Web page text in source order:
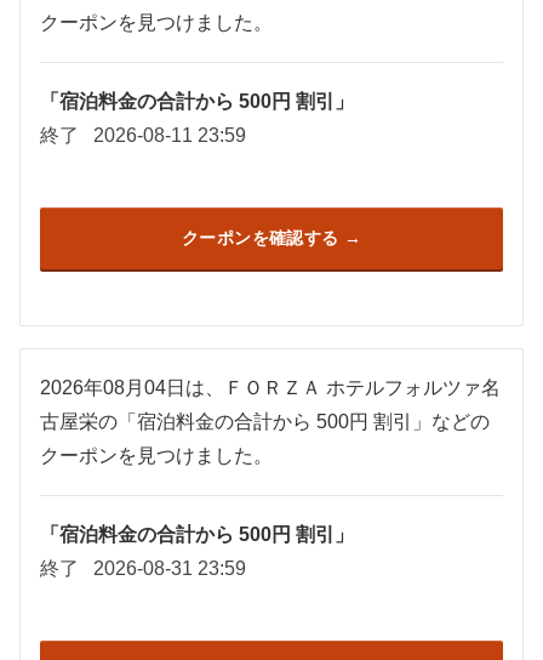
クーポンを見つけました。
「宿泊料金の合計から 500円 割引」
終了
2026-08-11 23:59
クーポンを確認する
2026年08月04日は、ＦＯＲＺＡ ホテルフォルツァ名
古屋栄の「宿泊料金の合計から 500円 割引」などの
クーポンを見つけました。
「宿泊料金の合計から 500円 割引」
終了
2026-08-31 23:59